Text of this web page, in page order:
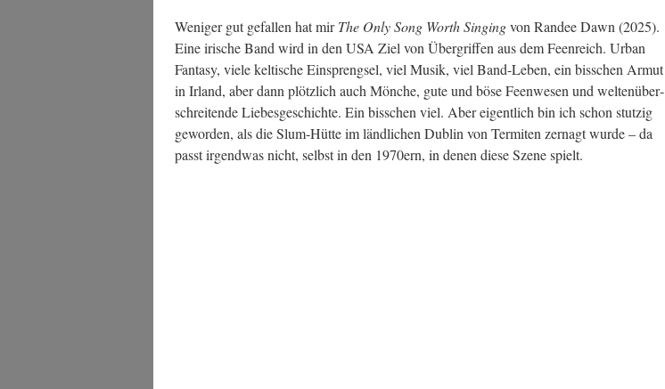
Weni­ger gut gefal­len hat mirThe Only Song Worth Sin­gingvon Ran­dee Dawn (2025).
Eine iri­sche Band wird in den USA Ziel von Über­grif­fen aus dem Feen­reich. Urban
Fan­ta­sy, vie­le kel­ti­sche Ein­spreng­sel, viel Musik, viel Band-Leben, ein biss­chen Armut
in Irland, aber dann plötz­lich auch Mön­che, gute und böse Feen­we­sen und wel­ten­über­
schrei­ten­de Lie­bes­ge­schich­te. Ein biss­chen viel. Aber eigent­lich bin ich schon stut­zig
gewor­den, als die Slum-Hüt­te im länd­li­chen Dub­lin von Ter­mi­ten zer­nagt wur­de – da
passt irgend­was nicht, selbst in den 1970ern, in denen die­se Sze­ne spielt.